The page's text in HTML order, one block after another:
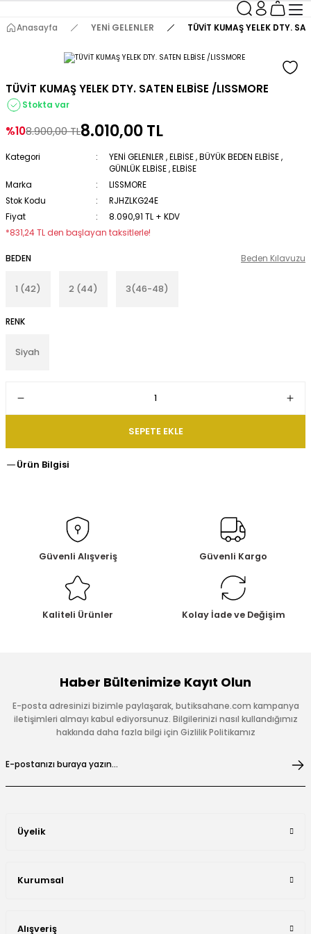
Anasayfa YENİ GELENLER TÜVİT KUMAŞ YELEK DTY.
TÜVİT KUMAŞ YELEK DTY. SATEN ELBİSE /LISSMORE
Stokta var
%108.900,00 TL8.010,00 TL
Kategori YENİ GELENLER ,ELBİSE ,BÜYÜK BEDEN ELBİSE ,
GÜNLÜK ELBİSE ,ELBİSE
Marka
LISSMORE
Stok Kodu
RJHZLKG24E
Fiyat
8.090,91 TL + KDV
*831,24 TL den başlayan taksitlerle!
BEDEN
1 (42) 2 (44) 3(46-48)
RENK
Siyah
Beden Kılavuzu
SEPETE EKLE
Ürün Bilgisi
Güvenli Alışveriş Güvenli Kargo
Kaliteli Ürünler Kolay İade ve Değişim
Haber Bültenimize Kayıt Olun
E-posta adresinizi bizimle paylaşarak, butiksahane.com kampanya
iletişimleri almayı kabul ediyorsunuz. Bilgilerinizi nasıl kullandığımız
hakkında daha fazla bilgi için Gizlilik Politikamız
Üyelik
Kurumsal
Alışveriş